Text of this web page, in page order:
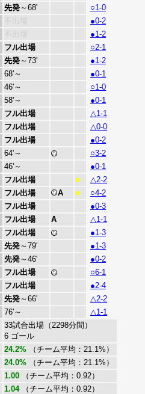
先発～68'
○1-0
不出場
●0-2
不出場
●1-2
フル出場
○2-1
先発～73'
●1-2
68'～
●0-1
46'～
○1-0
58'～
●0-1
フル出場
△1-1
フル出場
△0-0
フル出場
●0-2
64'～
○3-2
46'～
●0-1
フル出場 ■
△2-2
フル出場 A ■
○4-2
フル出場
●0-3
フル出場 A
△1-1
フル出場
●1-3
先発～79'
●1-3
先発～46'
●0-2
フル出場
○6-1
フル出場
●2-4
先発～66'
△2-2
76'～ △1-1
33試合出場（2298分間）
6 ゴール
24.2% （チーム平均：21.1%）
24.0% （チーム平均：21.1%）
1.00 （チーム平均：0.92）
1.04（チーム平均：0.92）